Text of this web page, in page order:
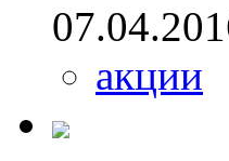
акции